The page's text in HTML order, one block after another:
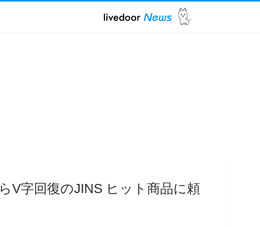
V字回復のJINS ヒット商品に頼